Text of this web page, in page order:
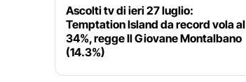
Ascolti tv di ieri 27 luglio:
Temptation Island da record vola al
34%, regge Il Giovane Montalbano
(14.3%)